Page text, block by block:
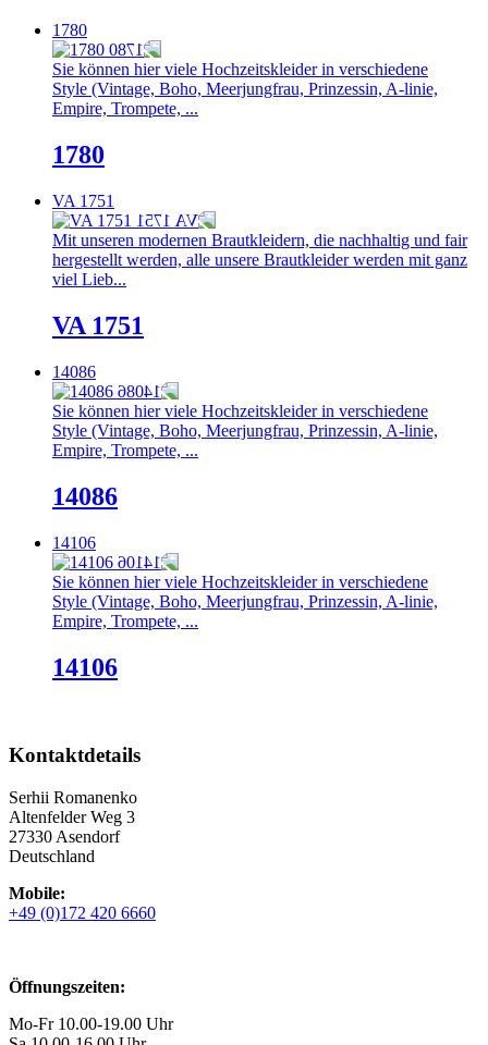
1780
Sie können hier viele Hochzeitskleider in verschiedene
Style (Vintage, Boho, Meerjungfrau, Prinzessin, A-linie,
Empire, Trompete, ...
1780
VA 1751
Mit unseren modernen Brautkleidern, die nachhaltig und fair
hergestellt werden, alle unsere Brautkleider werden mit ganz
viel Lieb...
VA 1751
14086
Sie können hier viele Hochzeitskleider in verschiedene
Style (Vintage, Boho, Meerjungfrau, Prinzessin, A-linie,
Empire, Trompete, ...
14086
14106
Sie können hier viele Hochzeitskleider in verschiedene
Style (Vintage, Boho, Meerjungfrau, Prinzessin, A-linie,
Empire, Trompete, ...
14106
Kontaktdetails
Serhii Romanenko
Altenfelder Weg 3
27330 Asendorf
Deutschland
Mobile:
+49 (0)172 420 6660
Öffnungszeiten:
Mo-Fr 10.00-19.00 Uhr